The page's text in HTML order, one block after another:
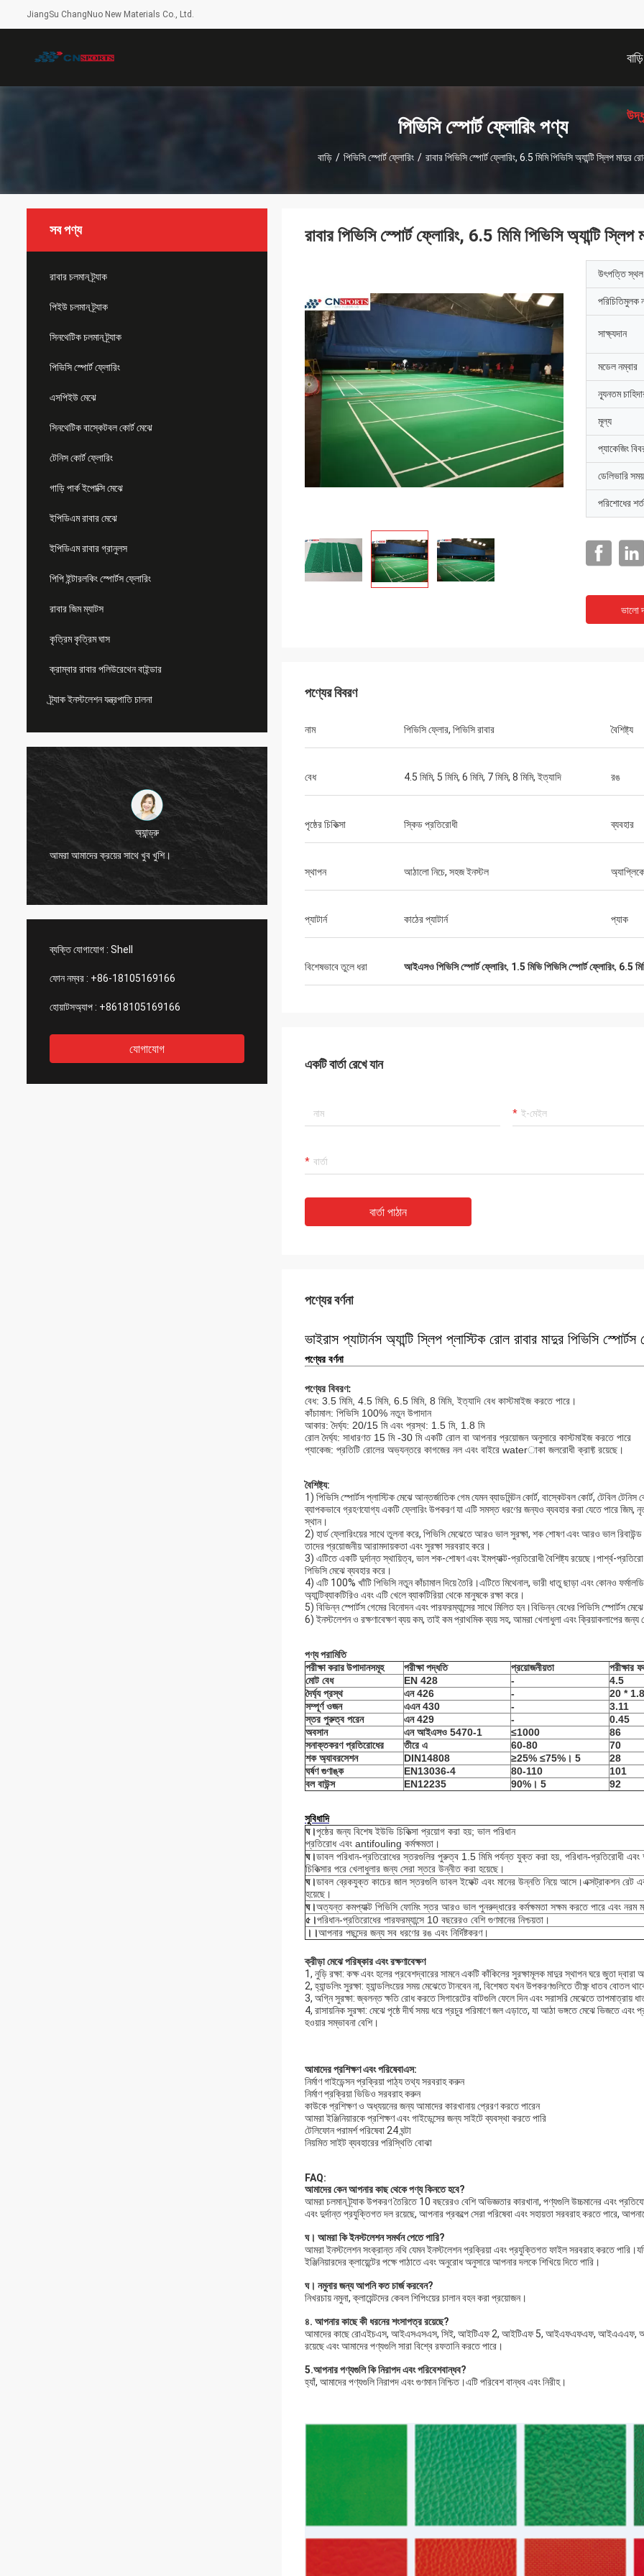
JiangSu ChangNuo New Materials Co., Ltd.
বাড়ি
পিভিসি স্পোর্ট ফ্লোরিং পণ্য
বাড়ি / পিভিসি স্পোর্ট ফ্লোরিং / রাবার পিভিসি স্পোর্ট ফ্লোরিং, 6.5 মিমি পিভিসি অ্যান্টি স্লিপ মাদুর
সব পণ্য
রাবার চলমান ট্র্যাক
পিইউ চলমান ট্র্যাক
সিনথেটিক চলমান ট্র্যাক
পিভিসি স্পোর্ট ফ্লোরিং
এসপিইউ মেঝে
সিনথেটিক বাস্কেটবল কোর্ট মেঝে
টেনিস কোর্ট ফ্লোরিং
গাড়ি পার্ক ইপোক্সি মেঝে
ইপিডিএম রাবার মেঝে
ইপিডিএম রাবার গ্রানুলস
পিপি ইন্টারলকিং স্পোর্টস ফ্লোরিং
রাবার জিম ম্যাটস
কৃত্রিম কৃত্রিম ঘাস
ক্রাম্বার রাবার পলিউরেথেন বাইন্ডার
ট্র্যাক ইনস্টলেশন যন্ত্রপাতি চালনা
অ্যান্ড্রু
আমরা আমাদের ক্রয়ের সাথে খুব খুশি।
জ্যাকসন
সিএন স্পোর্টস একটি বিশ্বাসযোগ্য সংস্থা, দুর্দান্ত পণ্য এবং
পরিষেবা সরবরাহ করে।
ব্যক্তি যোগাযোগ : Shell
ফোন নম্বর : +86-18105169166
হোয়াটসঅ্যাপ : +8618105169166
যোগাযোগ
রাবার পিভিসি স্পোর্ট ফ্লোরিং, 6.5 মিমি পিভিসি অ্যান্টি
উৎপত্তি স্থল
পরিচিতিমুলক
সাক্ষ্যদান
মডেল নম্বার
ন্যূনতম
মূল্য
প্যাকেজিং
ডেলিভারি সময়
পরিশোধের শর্ত
ভালো
পণ্যের বিবরণ
নাম পিভিসি ফ্লোর, পিভিসি রাবার বৈশিষ্ট্য
বেধ 4.5 মিমি, 5 মিমি, 6 মিমি, 7 মিমি, 8 মিমি, ইত্যাদি রঙ
পৃষ্ঠের চিকিত্সা স্কিড প্রতিরোধী ব্যবহার
স্থাপন আঠালো নিচে, সহজ ইনস্টল
প্যাটার্ন কাঠের প্যাটার্ন প্যাক
বিশেষভাবে তুলে ধরা আইএসও পিভিসি স্পোর্ট ফ্লোরিং, 1.5 মিভি পিভিসি স্পোর্ট ফ্লোরিং, 6.5
একটি বার্তা রেখে যান
বার্তা পাঠান
পণ্যের বর্ণনা
ভাইরাস প্যাটার্নস অ্যান্টি স্লিপ প্লাস্টিক রোল রাবার মাদুর পিভিসি স্পোর্টস
পণ্যের বর্ণনা
পণ্যের বিবরণ:
বেধ: 3.5 মিমি, 4.5 মিমি, 6.5 মিমি, 8 মিমি, ইত্যাদি বেধ কাস্টমাইজ করতে পারে।
কাঁচামাল: পিভিসি 100% নতুন উপাদান
আকার: দৈর্ঘ্য: 20/15 মি এবং প্রস্থ: 1.5 মি, 1.8 মি
রোল দৈর্ঘ্য: সাধারণত 15 মি -30 মি একটি রোল বা আপনার প্রয়োজন অনুসারে কাস্টমাইজ করতে পারে
প্যাকেজ: প্রতিটি রোলের অভ্যন্তরে কাগজের নল এবং বাইরে waterাকা জলরোধী ক্রাফ্ট রয়েছে।
বৈশিষ্ট্য:
1) পিভিসি স্পোর্টস প্লাস্টিক মেঝে আন্তর্জাতিক গেম যেমন ব্যাডমিন্টন কোর্ট, বাস্কেটবল কোর্ট, টেবিল
ব্যাপকভাবে গ্রহণযোগ্য একটি ফ্লোরিং উপকরণ যা এটি সমস্ত ধরণের জন্যও ব্যবহার করা যেতে পারে জিম,
স্থান।
2) হার্ড ফ্লোরিংয়ের সাথে তুলনা করে, পিভিসি মেঝেতে আরও ভাল সুরক্ষা, শক শোষণ এবং আরও ভাল রিবাউন্ড
তাদের প্রয়োজনীয় আরামদায়কতা এবং সুরক্ষা সরবরাহ করে।
3) এটিতে একটি দুর্দান্ত স্থায়িত্ব, ভাল শক-শোষণ এবং ইমপ্যাক্ট-প্রতিরোধী বৈশিষ্ট্য রয়েছে।পার্শ্ব-
পিভিসি মেঝে ব্যবহার করে।
4) এটি 100% খাঁটি পিভিসি নতুন কাঁচামাল দিয়ে তৈরি।এটিতে মিথেনাল, ভারী ধাতু ছাড়া এবং কোনও
অ্যান্টিব্যাকটিরিও এবং এটি খেলে ব্যাকটিরিয়া থেকে মানুষকে রক্ষা করে।
5) বিভিন্ন স্পোর্টস গেমের বিনোদন এবং পারফরম্যান্সের সাথে মিলিত হন।বিভিন্ন বেধের পিভিসি স্পোর্টস
6) ইনস্টলেশন ও রক্ষণাবেক্ষণ ব্যয় কম, তাই কম প্রাথমিক ব্যয় সহ, আমরা খেলাধুলা এবং ক্রিয়াকলাপের জন্য
পণ্য পরামিতি
পরীক্ষা করার উপাদানসমূহ
পরীক্ষা পদ্ধতি প্রয়োজনীয়তা পরীক্ষার
মোট বেধ
EN 428 - 4.5
দৈর্ঘ্য প্রস্থ
এন 426 - 20 * 1.8
সম্পূর্ণ ওজন
এএন 430 - 3.11
স্তর পুরুত্ব পরেন
এন 429 - 0.45
অবসান
এন আইএসও 5470-1 ≤1000 86
সনাক্তকরণ প্রতিরোধের
তীরে এ 60-80 70
শক অ্যাবরসেশন
DIN14808 ≥25% ≤75% । 5 28
ঘর্ষণ গুণাঙ্ক
EN13036-4 80-110 101
বল বাউন্স
EN12235 90% । 5 92
সুবিধাদি
ঘ।পৃষ্ঠের জন্য বিশেষ ইউভি চিকিত্সা প্রয়োগ করা হয়; ভাল পরিধান
প্রতিরোধ এবং antifouling কর্মক্ষমতা।
ঘ।ডাবল পরিধান-প্রতিরোধের স্তরগুলির পুরুত্ব 1.5 মিমি পর্যন্ত যুক্ত করা হয়, পরিধান-প্রতিরোধী এবং
চিকিত্সার পরে খেলাধুলার জন্য সেরা স্তরে উন্নীত করা হয়েছে।
ঘ।ডাবল ব্রেকযুক্ত কাচের জাল স্তরগুলি ডাবল ইফেক্ট এবং মানের উন্নতি নিয়ে আসে।এক্সট্রাকশন রেট
হয়েছে।
ঘ।অত্যন্ত কমপ্যাক্ট পিভিসি ফোমিং স্তর আরও ভাল পুনরুদ্ধারের কর্মক্ষমতা সক্ষম করতে পারে এবং
৫।পরিধান-প্রতিরোধের পারফরম্যান্সে 10 বছরেরও বেশি গুণমানের নিশ্চয়তা।
।।আপনার পছন্দের জন্য সব ধরণের রঙ এবং নির্দিষ্টকরণ।
ক্রীড়া মেঝে পরিষ্কার এবং রক্ষণাবেক্ষণ
1, নুড়ি রক্ষা: কক্ষ এবং হলের প্রবেশদ্বারের সামনে একটি কাঁকিলের সুরক্ষামূলক মাদুর স্থাপন ঘরে জুতা
2, হ্যান্ডলিং সুরক্ষা: হ্যান্ডলিংয়ের সময় মেঝেতে টানবেন না, বিশেষত যখন উপকরণগুলিতে তীক্ষ্ণ ধাতব বোতল
3, অগ্নি সুরক্ষা: জ্বলন্ত ক্ষতি রোধ করতে সিগারেটের বাটগুলি ফেলে দিন এবং সরাসরি মেঝেতে তাপমাত্রায়
4, রাসায়নিক সুরক্ষা: মেঝে পৃষ্ঠে দীর্ঘ সময় ধরে প্রচুর পরিমাণে জল এড়াতে, যা আঠা ভঙ্গতে মেঝে ভিজতে
হওয়ার সম্ভাবনা বেশি।
আমাদেরপ্রশিক্ষণ এবং পরিষেবাএস:
নির্মাণ গাইডেন্সন প্রক্রিয়া পাঠ্য তথ্য সরবরাহ করুন
নির্মাণ প্রক্রিয়া ভিডিও সরবরাহ করুন
কাউকে প্রশিক্ষণ ও অধ্যয়নের জন্য আমাদের কারখানায় প্রেরণ করতে পারেন
আমরা ইঞ্জিনিয়ারকে প্রশিক্ষণ এবং গাইডেন্সের জন্য সাইটে ব্যবস্থা করতে পারি
টেলিফোন পরামর্শ পরিষেবা 24 ঘন্টা
নিয়মিত সাইট ব্যবহারের পরিস্থিতি বোঝা
FAQ:
আমাদের কেন আপনার কাছ থেকে পণ্য কিনতে হবে?
আমরা চলমান ট্র্যাক উপকরণ তৈরিতে 10 বছরেরও বেশি অভিজ্ঞতার কারখানা, পণ্যগুলি উচ্চমানের এবং
এবং দুর্দান্ত প্রযুক্তিগত দল রয়েছে, আপনার প্রকল্পে সেরা পরিষেবা এবং সহায়তা সরবরাহ করতে পারে,
ঘ। আমরা কি ইনস্টলেশন সমর্থন পেতে পারি?
আমরা ইনস্টলেশন সংক্রান্ত নথি যেমন ইনস্টলেশন প্রক্রিয়া এবং প্রযুক্তিগত ফাইল সরবরাহ করতে
ইঞ্জিনিয়ারদের ক্লায়েন্টের পক্ষে পাঠাতে এবং অনুরোধ অনুসারে আপনার দলকে শিখিয়ে দিতে পারি।
ঘ। নমুনার জন্য আপনি কত চার্জ করবেন?
নিখরচায় নমুনা, ক্লায়েন্টদের কেবল শিপিংয়ের চালান বহন করা প্রয়োজন।
৪. আপনার কাছে কী ধরনের শংসাপত্র রয়েছে?
আমাদের কাছে রোএইচএস, আইএসএসএস, সিই, আইটিএফ 2, আইটিএফ 5, আইএফএফএফ, আইএএএফ,
রয়েছে এবং আমাদের পণ্যগুলি সারা বিশ্বে রফতানি করতে পারে।
5.আপনার পণ্যগুলি কি নিরাপদ এবং পরিবেশবান্ধব?
হ্যাঁ, আমাদের পণ্যগুলি নিরাপদ এবং গুণমান নিশ্চিত।এটি পরিবেশ বান্ধব এবং নিরীহ।